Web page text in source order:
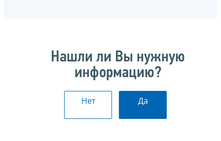
Нашли ли Вы нужную
информацию?
Нет Да